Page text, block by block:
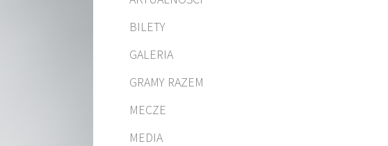
BILETY
GALERIA
GRAMY RAZEM
MECZE
MEDIA